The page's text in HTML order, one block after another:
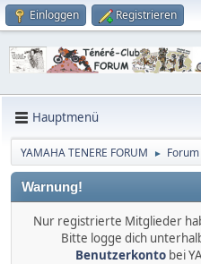
Einloggen Registrieren
Hauptmenü
YAMAHA TENERE FORUM ► Forum
Warnung!
Nur registrierte Mitglieder
Bitte logge dich
Benutzerkontobei